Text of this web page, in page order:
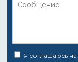
Я соглашаюсь на